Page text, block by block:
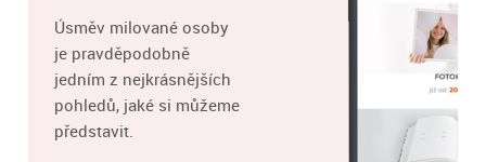
Úsměv milované osoby
je pravděpodobně
jedním z nejkrásnějších
pohledů, jaké si můžeme
představit.